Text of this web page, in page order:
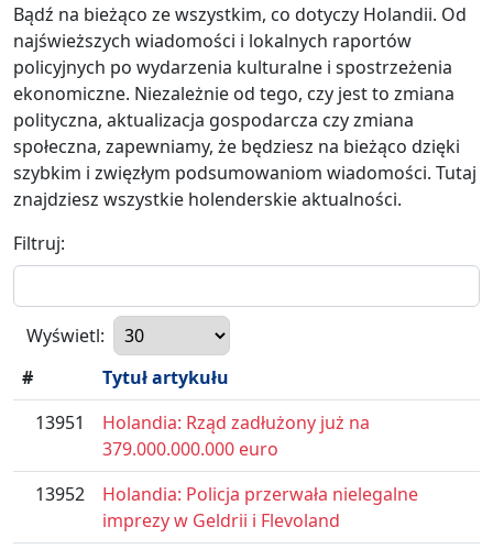
Bądź na bieżąco ze wszystkim, co dotyczy Holandii. Od
najświeższych wiadomości i lokalnych raportów
policyjnych po wydarzenia kulturalne i spostrzeżenia
ekonomiczne. Niezależnie od tego, czy jest to zmiana
polityczna, aktualizacja gospodarcza czy zmiana
społeczna, zapewniamy, że będziesz na bieżąco dzięki
szybkim i zwięzłym podsumowaniom wiadomości. Tutaj
znajdziesz wszystkie holenderskie aktualności.
Filtruj:
Wyświetl:
#
Tytuł artykułu
13951
Holandia: Rząd zadłużony już na
379.000.000.000 euro
13952
Holandia: Policja przerwała nielegalne
imprezy w Geldrii i Flevoland